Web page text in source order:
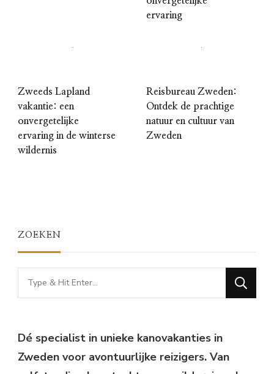
ervaring
Zweeds Lapland
vakantie: een
onvergetelijke
ervaring in de winterse
wildernis
Reisbureau Zweden:
Ontdek de prachtige
natuur en cultuur van
Zweden
ZOEKEN
Looking
for
Dé specialist in unieke kanovakanties in
Zweden voor avontuurlijke reizigers. Van